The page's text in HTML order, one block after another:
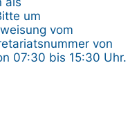
um
vom
von
07:30 bis 15:30 Uhr.